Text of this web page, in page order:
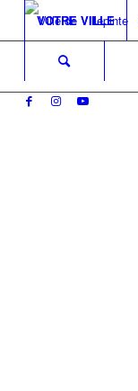
VOTRE VILLE